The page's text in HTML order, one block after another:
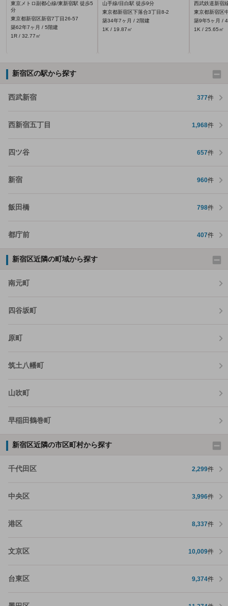
東京メトロ副都心線/東新宿駅 徒歩5
分
東京都新宿区新宿7丁目26-57
築62年7ヶ月 / 5階建
1R / 32.77㎡
山手線/目白駅 徒歩9分
東京都新宿区下落合3丁目8-2
築34年7ヶ月 / 2階建
1K / 19.87㎡
西武鉄道新宿
東京都新宿区
築9年5ヶ月 /
1K / 25.65㎡
新宿区の駅から探す
西武新宿 377件
西新宿五丁目 1,968件
四ツ谷 657件
新宿 960件
飯田橋 798件
都庁前 407件
新宿区近隣の町域から探す
南元町
四谷坂町
原町
筑土八幡町
山吹町
早稲田鶴巻町
新宿区近隣の市区町村から探す
千代田区 2,299件
中央区 3,996件
港区 8,337件
文京区 10,009件
台東区 9,374件